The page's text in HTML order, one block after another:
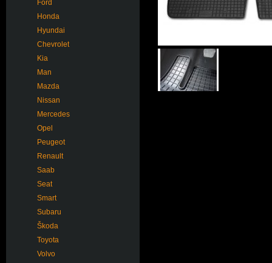
Ford
Honda
Hyundai
Chevrolet
Kia
Man
Mazda
Nissan
Mercedes
Opel
Peugeot
Renault
Saab
Seat
Smart
Subaru
Škoda
Toyota
Volvo